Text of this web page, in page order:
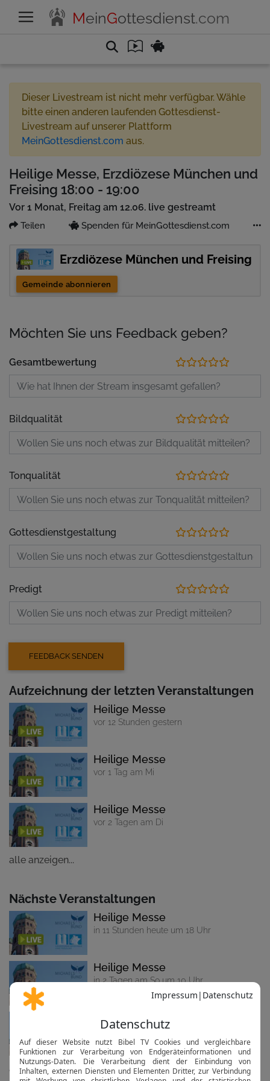
MeinGottesdienst.com
Dieser Livestream ist nicht mehr verfügbar. Wähle
bitte einen anderen laufenden Gottesdienst-
Livestream auf unserer Plattform
MeinGottesdienst.com aus.
Heilige Messe, Erzdiözese München und
Freising 18:00 - 19:00
Vor 1 Monat, Freitag am 12.06. live gestreamt
Teilen Spenden für MeinGottesdienst.com
Erzdiözese München und Freising
Gemeinde abonnieren
Möchten Sie uns Feedback geben?
Gesamtbewertung
Bildqualität
Tonqualität
Gottesdienstgestaltung
Predigt
Aufzeichnung der letzten Veranstaltungen
Heilige Messe
vor 12 Stunden gestern
Heilige Messe
vor 1 Tag am Mi
Heilige Messe
vor 2 Tagen am Di
alle anzeigen...
Nächste Veranstaltungen
Heilige Messe
in 11 Stunden heute um 18 Uhr
Heilige Messe
in 2 Tagen am So um 10 Uhr
Heilige Messe
in 3 Tagen am Mo um 18 Uhr
alle anzeigen...